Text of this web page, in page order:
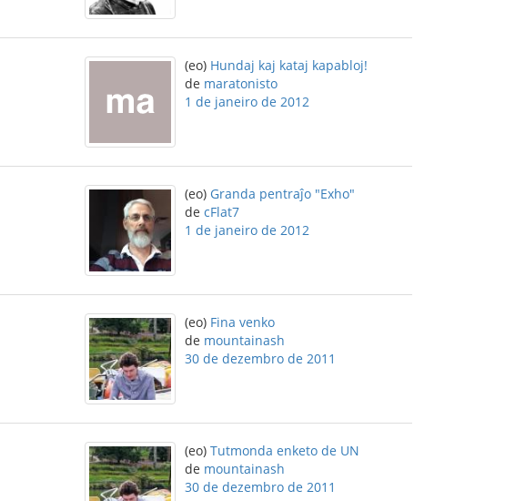
(eo) Hundaj kaj kataj kapabloj!
de maratonisto
1 de janeiro de 2012
(eo) Granda pentraĵo "Exho"
de cFlat7
1 de janeiro de 2012
(eo) Fina venko
de mountainash
30 de dezembro de 2011
(eo) Tutmonda enketo de UN
de mountainash
30 de dezembro de 2011